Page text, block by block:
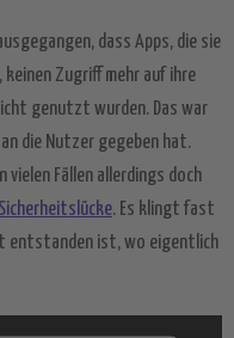
dass Apps, die sie
keinen Zugriff mehr auf ihre
genutzt wurden. Das war
die Nutzer gegeben hat.
vielen Fällen allerdings doch
Sicherheitslücke. Es klingt fast
entstanden ist, wo eigentlich